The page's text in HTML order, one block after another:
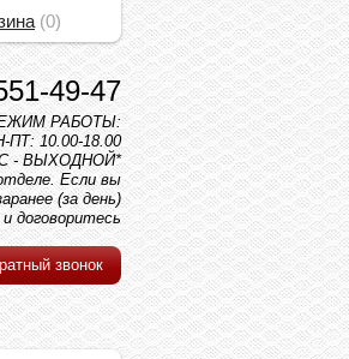
49-47
РАБОТЫ:
ПТ: 10.00-18.00
- ВЫХОДНОЙ*
Если вы
(за день)
договоритесь
звонок
(0)